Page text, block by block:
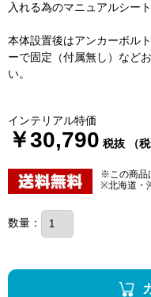
入れる為のマニュアルシート
本体設置後はアンカーボル
ーで固定（付属無し）など
い。
インテリアル特価
￥30,790 税抜 （税
※この商品
※北海道・
数量：